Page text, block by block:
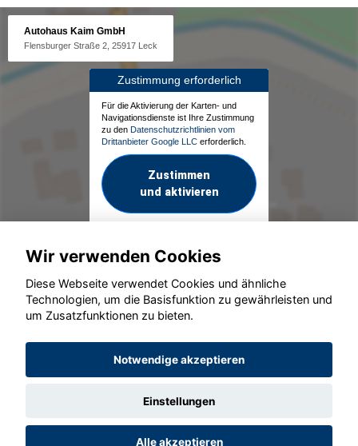
Autohaus Kaim GmbH
Flensburger Straße 2, 25917 Leck
Zustimmung erforderlich
Für die Aktivierung der Karten- und
Navigationsdienste ist Ihre Zustimmung
zu den Datenschutzrichtlinien vom
Drittanbieter Google LLC erforderlich.
Zustimmen
und aktivieren
© konjunkturmotor.de GmbH 2020 - 2026
Wir verwenden Cookies
Diese Webseite verwendet Cookies und ähnliche
Technologien, um die Basisfunktion zu gewährleisten und
um Zusatzfunktionen zu bieten.
Notwendige akzeptieren
Einstellungen
Alle akzeptieren